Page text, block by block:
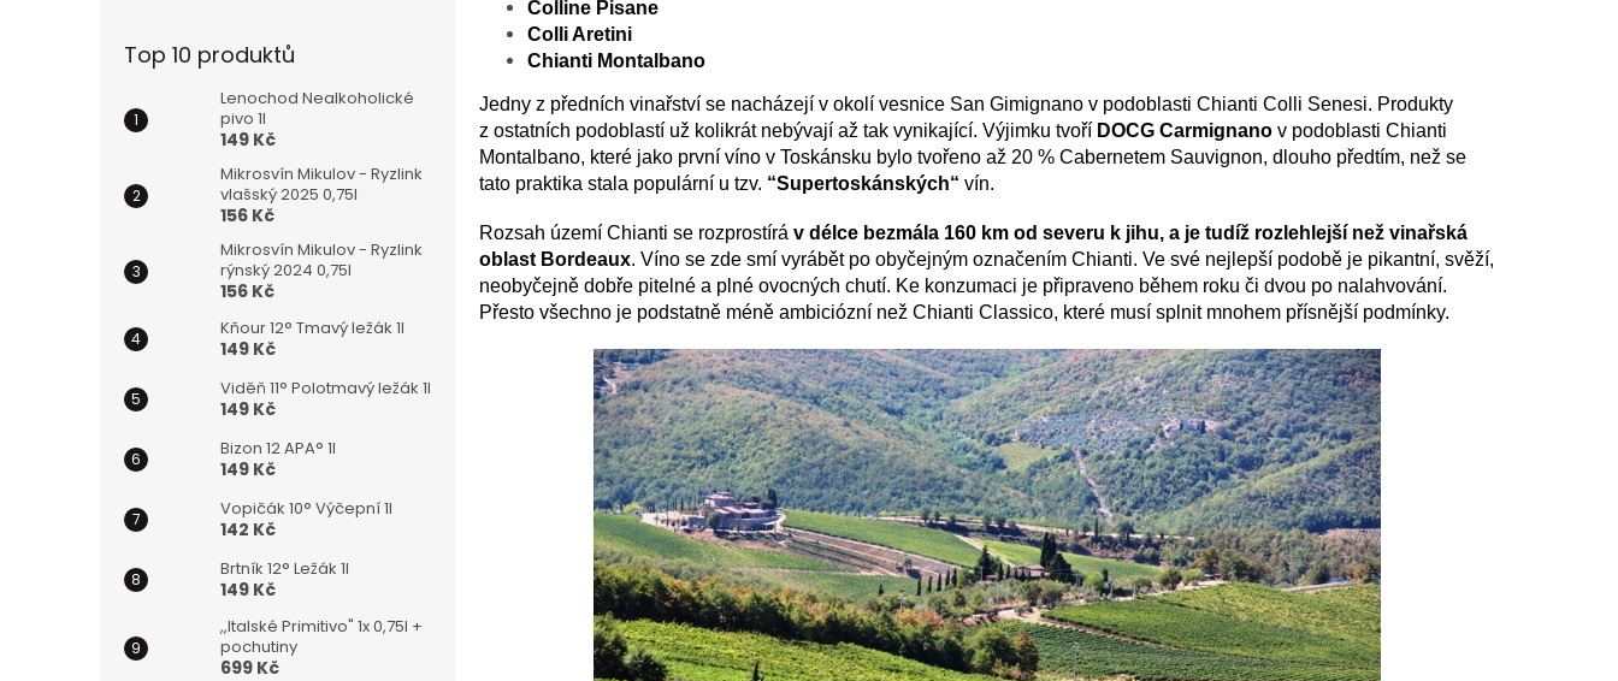
Top 10 produktů
Lenochod Nealkoholické
pivo 1l
149 Kč
Mikrosvín Mikulov - Ryzlink
vlašský 2025 0,75l
156 Kč
Mikrosvín Mikulov - Ryzlink
rýnský 2024 0,75l
156 Kč
Kňour 12° Tmavý ležák 1l
149 Kč
Viděň 11° Polotmavý ležák 1l
149 Kč
Bizon 12 APA° 1l
149 Kč
Vopičák 10° Výčepní 1l
142 Kč
Brtník 12° Ležák 1l
149 Kč
,,Italské Primitivo" 1x 0,75l +
pochutiny
699 Kč
Colline Pisane
Colli Aretini
Chianti Montalbano
Jedny z předních vinařství se nacházejí v okolí vesnice San Gimignano v podoblasti Chianti Colli Senesi. Produkty
z ostatních podoblastí už kolikrát nebývají až tak vynikající. Výjimku tvoří DOCG Carmignano v podoblasti Chianti
Montalbano, které jako první víno v Toskánsku bylo tvořeno až 20 % Cabernetem Sauvignon, dlouho předtím, než se
tato praktika stala populární u tzv. “Supertoskánských“ vín.
Rozsah území Chianti se rozprostírá v délce bezmála 160 km od severu k jihu, a je tudíž rozlehlejší než vinařská
oblast Bordeaux. Víno se zde smí vyrábět po obyčejným označením Chianti. Ve své nejlepší podobě je pikantní, svěží,
neobyčejně dobře pitelné a plné ovocných chutí. Ke konzumaci je připraveno během roku či dvou po nalahvování.
Přesto všechno je podstatně méně ambiciózní než Chianti Classico, které musí splnit mnohem přísnější podmínky.